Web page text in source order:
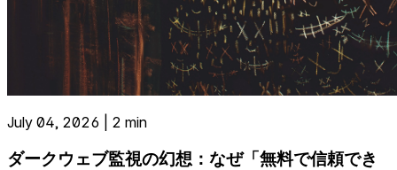
July 04, 2026 | 2 min
ダークウェブ監視の幻想：なぜ「無料で信頼でき